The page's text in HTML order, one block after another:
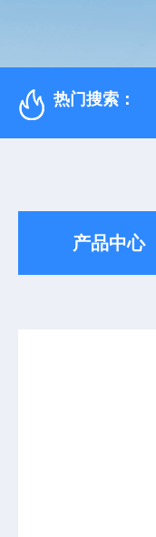
热门搜索：
产品中心